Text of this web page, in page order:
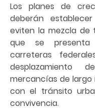
Los planes de
deberán
eviten la mezcla de
que se presenta
carreteras
desplazamiento
mercancías de largo
con el tránsito
convivencia.